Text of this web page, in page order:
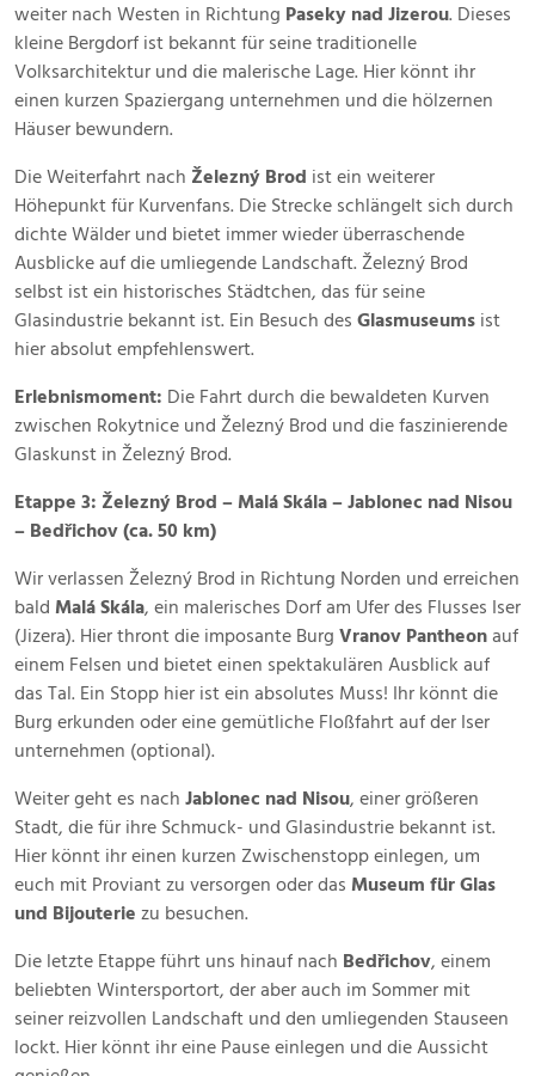
weiter nach Westen in Richtung Paseky nad Jizerou. Dieses
kleine Bergdorf ist bekannt für seine traditionelle
Volksarchitektur und die malerische Lage. Hier könnt ihr
einen kurzen Spaziergang unternehmen und die hölzernen
Häuser bewundern.
Die Weiterfahrt nach Železný Brod ist ein weiterer
Höhepunkt für Kurvenfans. Die Strecke schlängelt sich durch
dichte Wälder und bietet immer wieder überraschende
Ausblicke auf die umliegende Landschaft. Železný Brod
selbst ist ein historisches Städtchen, das für seine
Glasindustrie bekannt ist. Ein Besuch des Glasmuseums ist
hier absolut empfehlenswert.
Erlebnismoment: Die Fahrt durch die bewaldeten Kurven
zwischen Rokytnice und Železný Brod und die faszinierende
Glaskunst in Železný Brod.
Etappe 3: Železný Brod – Malá Skála – Jablonec nad Nisou
– Bedřichov (ca. 50 km)
Wir verlassen Železný Brod in Richtung Norden und erreichen
bald Malá Skála, ein malerisches Dorf am Ufer des Flusses Iser
(Jizera). Hier thront die imposante Burg Vranov Pantheonauf
einem Felsen und bietet einen spektakulären Ausblick auf
das Tal. Ein Stopp hier ist ein absolutes Muss! Ihr könnt die
Burg erkunden oder eine gemütliche Floßfahrt auf der Iser
unternehmen (optional).
Weiter geht es nach Jablonec nad Nisou, einer größeren
Stadt, die für ihre Schmuck- und Glasindustrie bekannt ist.
Hier könnt ihr einen kurzen Zwischenstopp einlegen, um
euch mit Proviant zu versorgen oder das Museum für Glas
und Bijouterie zu besuchen.
Die letzte Etappe führt uns hinauf nach Bedřichov, einem
beliebten Wintersportort, der aber auch im Sommer mit
seiner reizvollen Landschaft und den umliegenden Stauseen
lockt. Hier könnt ihr eine Pause einlegen und die Aussicht